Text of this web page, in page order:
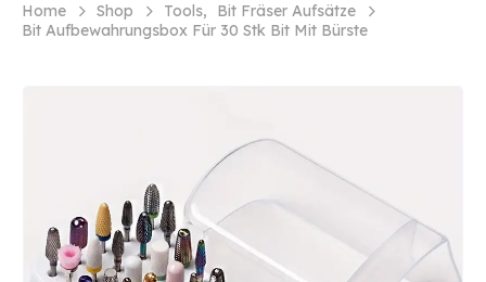
Home Shop Tools,
Bit Fräser Aufsätze
Bit Aufbewahrungsbox Für 30 Stk Bit Mit Bürste